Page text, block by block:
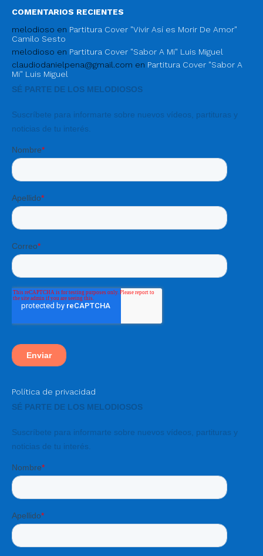
COMENTARIOS RECIENTES
melodioso en Partitura Cover "Vivir Así es Morir De Amor"
Camilo Sesto
melodioso en Partitura Cover "Sabor A Mi" Luis Miguel
claudiodanielpena@gmail.com en Partitura Cover "Sabor A
Mi" Luis Miguel
Política de privacidad